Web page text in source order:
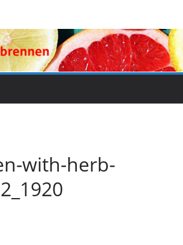
with-herb-